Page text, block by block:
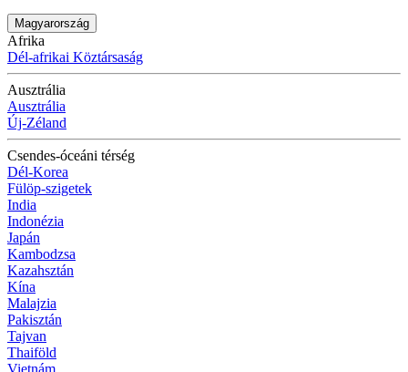
Magyarország
Afrika
Dél-afrikai Köztársaság
Ausztrália
Ausztrália
Új-Zéland
Csendes-óceáni térség
Dél-Korea
Fülöp-szigetek
India
Indonézia
Japán
Kambodzsa
Kazahsztán
Kína
Malajzia
Pakisztán
Tajvan
Thaiföld